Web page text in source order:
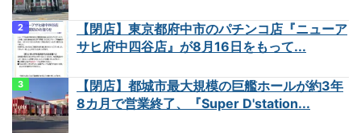
【閉店】東京都府中市のパチンコ店『ニューア
サヒ府中四谷店』が8月16日をもって...
【閉店】都城市最大規模の巨艦ホールが約3年
8カ月で営業終了、『Super D'station...